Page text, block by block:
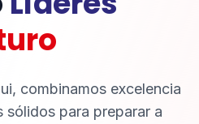
combinamos excelencia
sólidos para preparar a